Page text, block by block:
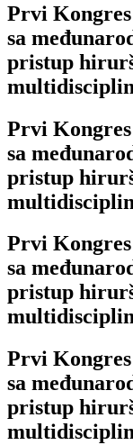
Prvi
sa
pristup
Prvi
sa
pristup
Prvi
sa
pristup
Prvi
sa
pristup